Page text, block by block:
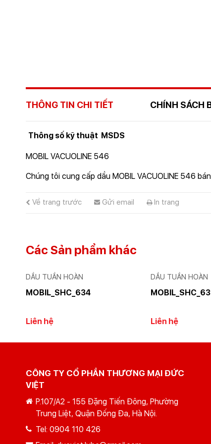
THÔNG TIN CHI TIẾT CHÍNH SÁCH
Thông số kỹ thuật MSDS
MOBIL VACUOLINE 546
Chúng tôi cung cấp dầu MOBIL VACUOLINE 546
Về trang trước Gửi email In trang
Các Sản phẩm khác
DẦU TUẦN HOÀN
MOBIL_SHC_634
Liên hệ
DẦU TUẦN HOÀN
Liên hệ
CÔNG TY CỔ PHẦN THƯƠNG MẠI ĐỨC
VIỆT
P.107/A2 - 155 Đặng Tiến Đông, Phường
Trung Liệt, Quận Đống Đa, Hà Nội.
Tel: 0904 110 426